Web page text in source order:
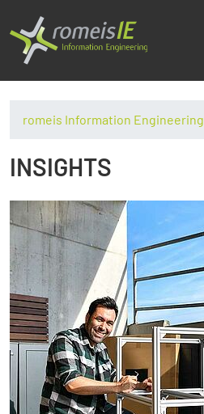
romeis Information Engineering
INSIGHTS